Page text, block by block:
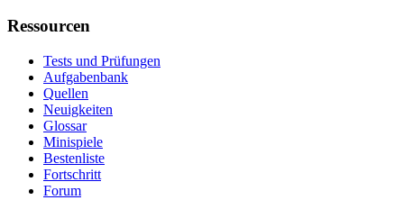
Ressourcen
Tests und Prüfungen
Aufgabenbank
Quellen
Neuigkeiten
Glossar
Minispiele
Bestenliste
Fortschritt
Forum